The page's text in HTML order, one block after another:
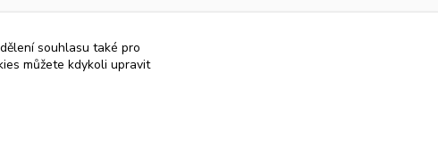
souhlasu také pro
můžete kdykoli upravit